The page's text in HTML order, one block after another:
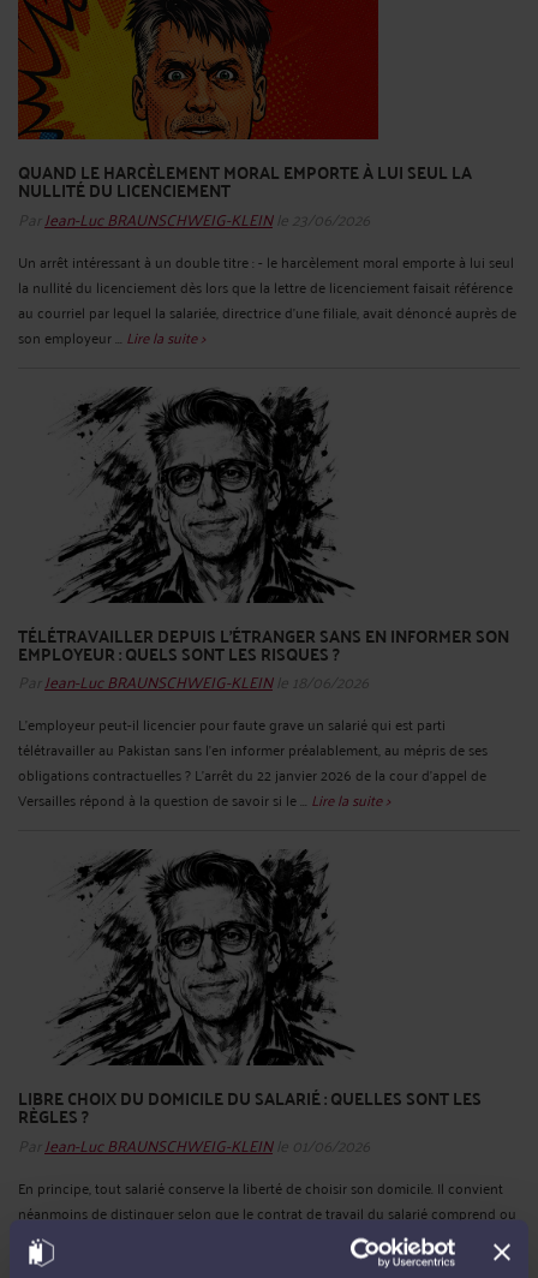
QUAND LE HARCÈLEMENT MORAL EMPORTE À LUI SEUL LA
NULLITÉ DU LICENCIEMENT
Par Jean-Luc BRAUNSCHWEIG-KLEINle 23/06/2026
Un arrêt intéressant à un double titre : - le harcèlement moral emporte à lui seul
la nullité du licenciement dès lors que la lettre de licenciement faisait référence
au courriel par lequel la salariée, directrice d'une filiale, avait dénoncé auprès de
son employeur ... Lire la suite >
TÉLÉTRAVAILLER DEPUIS L’ÉTRANGER SANS EN INFORMER SON
EMPLOYEUR : QUELS SONT LES RISQUES ?
Par Jean-Luc BRAUNSCHWEIG-KLEINle 18/06/2026
L’employeur peut-il licencier pour faute grave un salarié qui est parti
télétravailler au Pakistan sans l’en informer préalablement, au mépris de ses
obligations contractuelles ? L’arrêt du 22 janvier 2026 de la cour d’appel de
Versailles répond à la question de savoir si le ... Lire la suite >
LIBRE CHOIX DU DOMICILE DU SALARIÉ : QUELLES SONT LES
RÈGLES ?
Par Jean-Luc BRAUNSCHWEIG-KLEINle 01/06/2026
En principe, tout salarié conserve la liberté de choisir son domicile. Il convient
néanmoins de distinguer selon que le contrat de travail du salarié comprend ou
non une clause de mobilité. Salarié avec clause de mobilité La clause de
mobilité autorise l’employeur à changer le lieu de travail ...Lire la suite >